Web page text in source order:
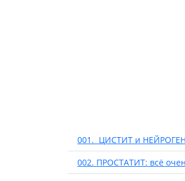
001. ЦИСТИТ и
002. ПРОСТАТИТ: всё